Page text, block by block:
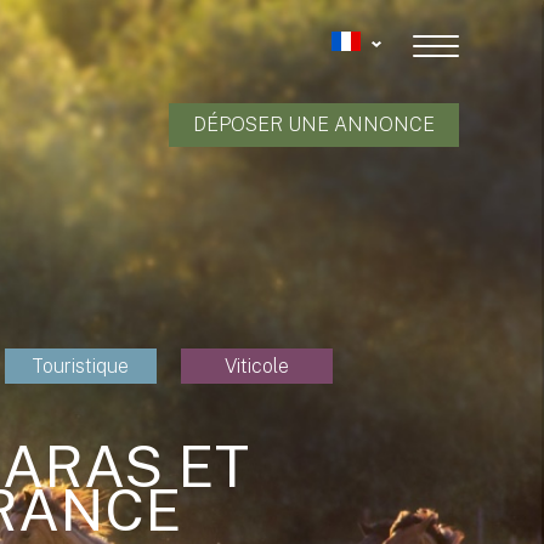
DÉPOSER UNE ANNONCE
Touristique Viticole
ET